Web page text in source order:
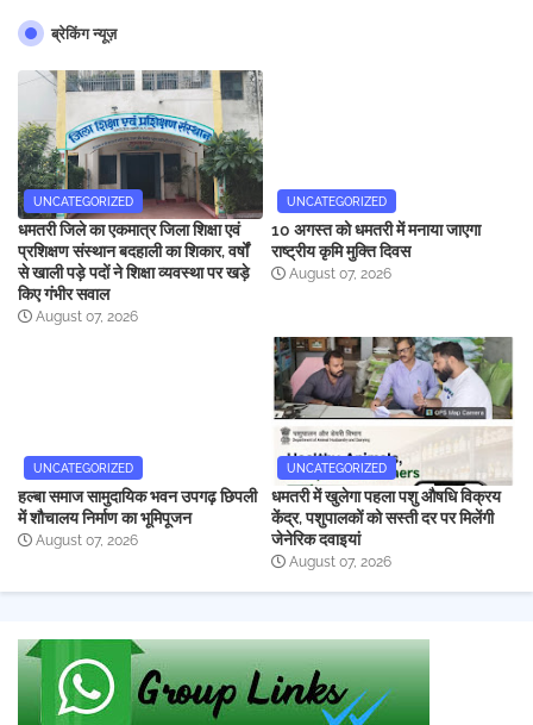
ब्रेकिंग न्यूज़
UNCATEGORIZED
धमतरी जिले का एकमात्र जिला शिक्षा एवं
प्रशिक्षण संस्थान बदहाली का शिकार, वर्षों
से खाली पड़े पदों ने शिक्षा व्यवस्था पर खड़े
किए गंभीर सवाल
August 07, 2026
UNCATEGORIZED
10 अगस्त को धमतरी में मनाया जाएगा
राष्ट्रीय कृमि मुक्ति दिवस
August 07, 2026
UNCATEGORIZED
हल्बा समाज सामुदायिक भवन उपगढ़ छिपली
में शौचालय निर्माण का भूमिपूजन
August 07, 2026
UNCATEGORIZED
धमतरी में खुलेगा पहला पशु औषधि विक्रय
केंद्र, पशुपालकों को सस्ती दर पर मिलेंगी
जेनेरिक दवाइयां
August 07, 2026